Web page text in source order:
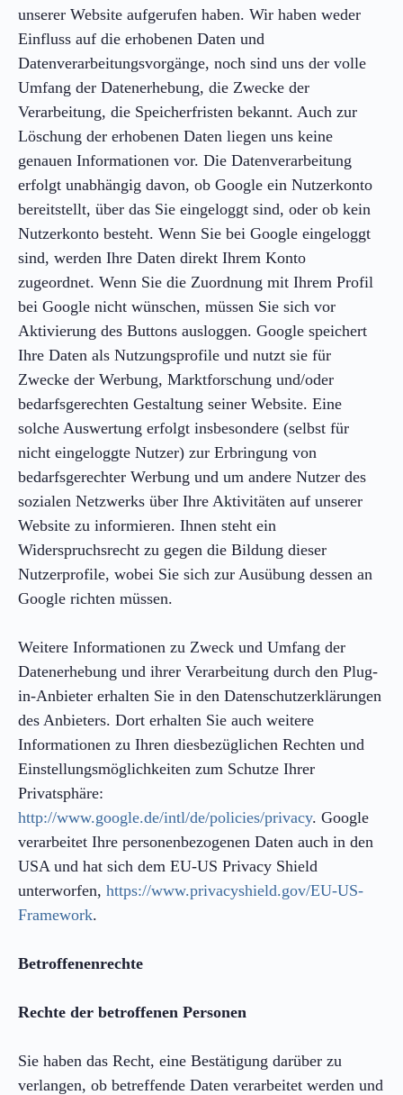
unserer Website aufgerufen haben. Wir haben weder
Einfluss auf die erhobenen Daten und
Datenverarbeitungsvorgänge, noch sind uns der volle
Umfang der Datenerhebung, die Zwecke der
Verarbeitung, die Speicherfristen bekannt. Auch zur
Löschung der erhobenen Daten liegen uns keine
genauen Informationen vor. Die Datenverarbeitung
erfolgt unabhängig davon, ob Google ein Nutzerkonto
bereitstellt, über das Sie eingeloggt sind, oder ob kein
Nutzerkonto besteht. Wenn Sie bei Google eingeloggt
sind, werden Ihre Daten direkt Ihrem Konto
zugeordnet. Wenn Sie die Zuordnung mit Ihrem Profil
bei Google nicht wünschen, müssen Sie sich vor
Aktivierung des Buttons ausloggen. Google speichert
Ihre Daten als Nutzungsprofile und nutzt sie für
Zwecke der Werbung, Marktforschung und/oder
bedarfsgerechten Gestaltung seiner Website. Eine
solche Auswertung erfolgt insbesondere (selbst für
nicht eingeloggte Nutzer) zur Erbringung von
bedarfsgerechter Werbung und um andere Nutzer des
sozialen Netzwerks über Ihre Aktivitäten auf unserer
Website zu informieren. Ihnen steht ein
Widerspruchsrecht zu gegen die Bildung dieser
Nutzerprofile, wobei Sie sich zur Ausübung dessen an
Google richten müssen.
Weitere Informationen zu Zweck und Umfang der
Datenerhebung und ihrer Verarbeitung durch den Plug-
in-Anbieter erhalten Sie in den Datenschutzerklärungen
des Anbieters. Dort erhalten Sie auch weitere
Informationen zu Ihren diesbezüglichen Rechten und
Einstellungsmöglichkeiten zum Schutze Ihrer
Privatsphäre:
http://www.google.de/intl/de/policies/privacy. Google
verarbeitet Ihre personenbezogenen Daten auch in den
USA und hat sich dem EU-US Privacy Shield
unterworfen, https://www.privacyshield.gov/EU-US-
Framework.
Betroffenenrechte
Rechte der betroffenen Personen
Sie haben das Recht, eine Bestätigung darüber zu
verlangen, ob betreffende Daten verarbeitet werden und